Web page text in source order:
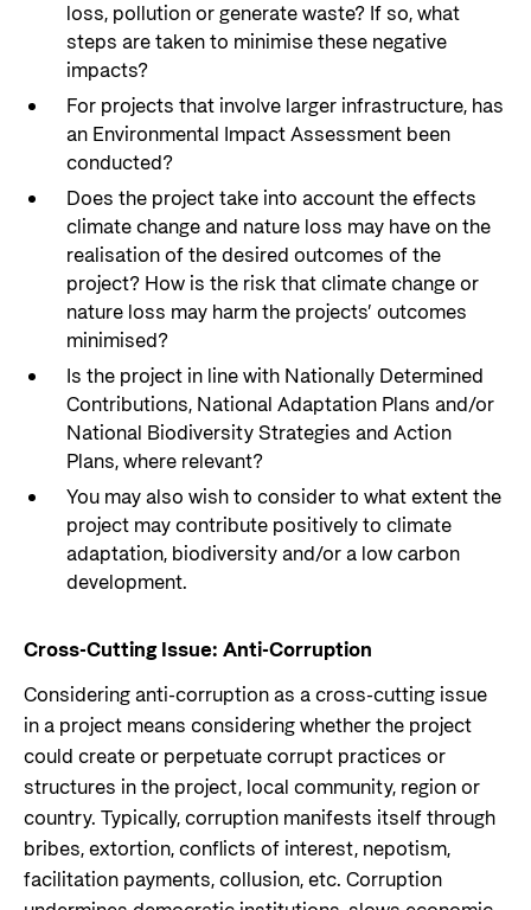
loss, pollution or generate waste? If so, what
steps are taken to minimise these negative
impacts?
For projects that involve larger infrastructure, has
an Environmental Impact Assessment been
conducted?
Does the project take into account the effects
climate change and nature loss may have on the
realisation of the desired outcomes of the
project? How is the risk that climate change or
nature loss may harm the projects’ outcomes
minimised?
Is the project in line with Nationally Determined
Contributions, National Adaptation Plans and/or
National Biodiversity Strategies and Action
Plans, where relevant?
You may also wish to consider to what extent the
project may contribute positively to climate
adaptation, biodiversity and/or a low carbon
development.
Cross-Cutting Issue: Anti-Corruption
Considering anti-corruption as a cross-cutting issue
in a project means considering whether the project
could create or perpetuate corrupt practices or
structures in the project, local community, region or
country. Typically, corruption manifests itself through
bribes, extortion, conflicts of interest, nepotism,
facilitation payments, collusion, etc. Corruption